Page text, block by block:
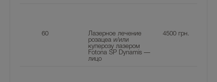
60
Лазерное лечение
розацеа и/или
куперозу лазером
Fotona SP Dynamis —
лицо
4500 грн.